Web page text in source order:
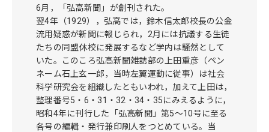
6月，「弘高新聞」が創刊された。
翌4年（1929），弘高では，鈴木信太郎校長の公金
流用疑惑が新聞に報じられ，2月には抗議する生徒
たちの同盟休校に発展するなど学内は騒然として
いた。このころ弘高新聞雑誌部の上田重彦（ペン
ネーム石上玄一郎，当時左翼運動に従事）は社会
科学研究会を組織したともいわれ，加えて上田は，
整理番号5・6・31・32・34・35にみえるように，
昭和4年に刊行した「弘高新聞」第5～10号に至る
各号の編輯・発行兼印刷人をつとめている。当